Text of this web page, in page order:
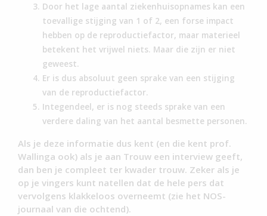
Door het lage aantal ziekenhuisopnames kan een
toevallige stijging van 1 of 2, een forse impact
hebben op de reproductiefactor, maar materieel
betekent het vrijwel niets. Maar die zijn er niet
geweest.
Er is dus absoluut geen sprake van een stijging
van de reproductiefactor.
Integendeel, er is nog steeds sprake van een
verdere daling van het aantal besmette personen.
Als je deze informatie dus kent (en die kent prof.
Wallinga ook) als je aan Trouw een interview geeft,
dan ben je compleet ter kwader trouw. Zeker als je
op je vingers kunt natellen dat de hele pers dat
vervolgens klakkeloos overneemt (zie het NOS-
journaal van die ochtend).